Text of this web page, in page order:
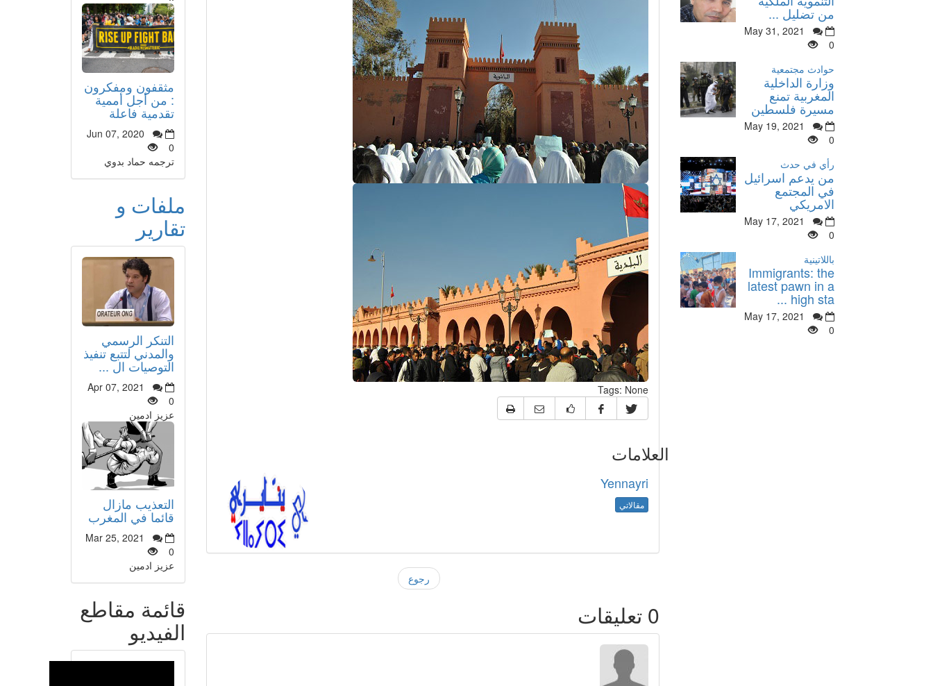
مثقفون ومفكرون
: من أجل أممية
تقدمية فاعلة
Jun 07, 2020
0
ترجمه حماد بدوي
ملفات و
تقارير
التنكر الرسمي
والمدني لتتبع تنفيذ
التوصيات ال ...
Apr 07, 2021
0
عزيز ادمين
التعذيب مازال
قائما في المغرب
Mar 25, 2021
0
عزيز ادمين
قائمة مقاطع
الفيديو
Tags: None
العلامات
Yennayri
مقالاتي
رجوع
0 تعليقات
من تضليل ...
May 31, 2021
0
حوادث مجتمعية
وزارة الداخلية
المغربية تمنع
مسيرة فلسطين
May 19, 2021
0
رأي في حدث
من يدعم اسرائيل
في المجتمع
الامريكي
May 17, 2021
0
باللاتينية
Immigrants: the
latest pawn in a
high sta ...
May 17, 2021
0